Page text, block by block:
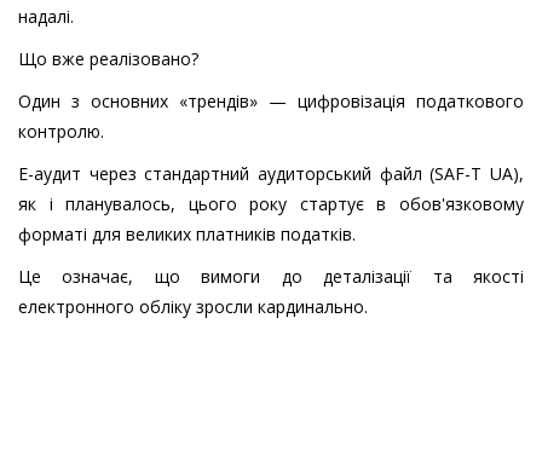
надалі.
Що вже реалізовано?
Один з основних «трендів» — цифровізація податкового
контролю.
Е-аудит через стандартний аудиторський файл (SAF-T UA),
як і планувалось, цього року стартує в обов'язковому
форматі для великих платників податків.
Це означає, що вимоги до деталізації та якості
електронного обліку зросли кардинально.